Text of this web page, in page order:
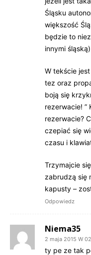
Śląsku
większość
będzie to
innymi
W tekście
tez oraz
boją się
rezerwacie! ”
rezerwacie?
czepiać się
czasu i
Trzymajcie
zabrudzą się
kapusty –
Odpowiedz
Niema35
2 maja 2015 W
ty pe ze tak